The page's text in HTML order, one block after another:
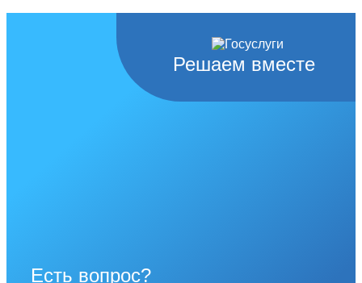
Решаем вместе
Есть вопрос?